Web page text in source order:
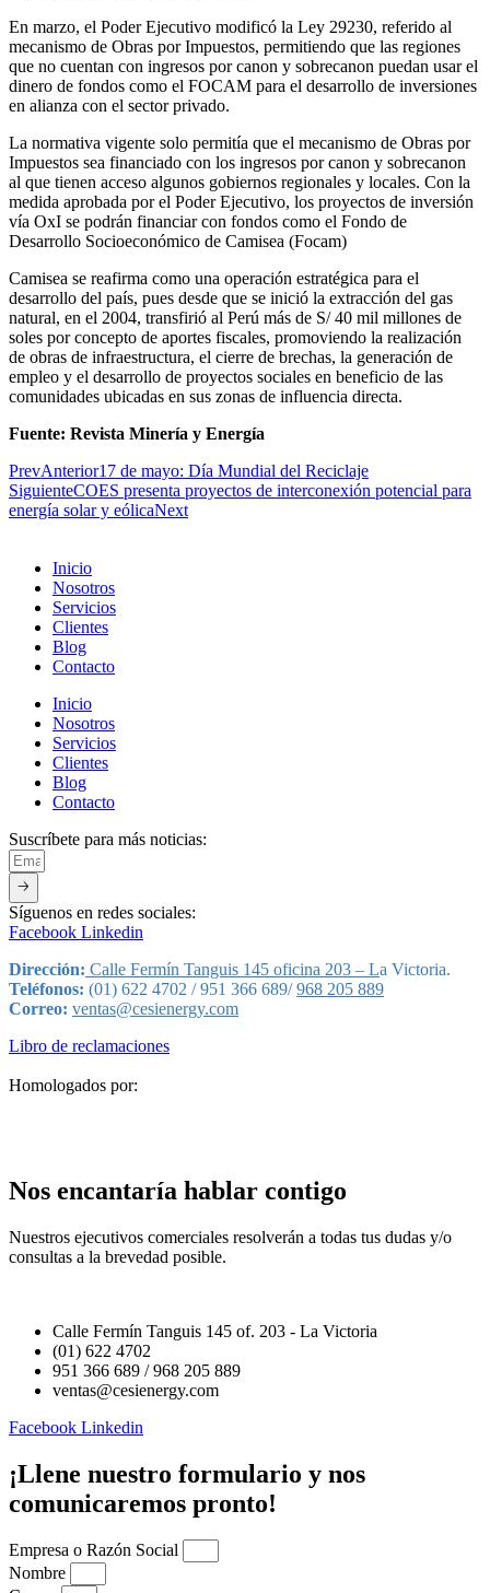
En marzo, el Poder Ejecutivo modificó la Ley 29230, referido al
mecanismo de Obras por Impuestos, permitiendo que las regiones
que no cuentan con ingresos por canon y sobrecanon puedan usar el
dinero de fondos como el FOCAM para el desarrollo de inversiones
en alianza con el sector privado.
La normativa vigente solo permitía que el mecanismo de Obras por
Impuestos sea financiado con los ingresos por canon y sobrecanon
al que tienen acceso algunos gobiernos regionales y locales. Con la
medida aprobada por el Poder Ejecutivo, los proyectos de inversión
vía OxI se podrán financiar con fondos como el Fondo de
Desarrollo Socioeconómico de Camisea (Focam)
Camisea se reafirma como una operación estratégica para el
desarrollo del país, pues desde que se inició la extracción del gas
natural, en el 2004, transfirió al Perú más de S/ 40 mil millones de
soles por concepto de aportes fiscales, promoviendo la realización
de obras de infraestructura, el cierre de brechas, la generación de
empleo y el desarrollo de proyectos sociales en beneficio de las
comunidades ubicadas en sus zonas de influencia directa.
Fuente: Revista Minería y Energía
PrevAnterior17 de mayo: Día Mundial del Reciclaje
SiguienteCOES presenta proyectos de interconexión potencial para
energía solar y eólicaNext
Inicio
Nosotros
Servicios
Clientes
Blog
Contacto
Inicio
Nosotros
Servicios
Clientes
Blog
Contacto
Suscríbete para más noticias:
🡢
Síguenos en redes sociales:
Facebook Linkedin
Dirección: Calle Fermín Tanguis 145 oficina 203 – La Victoria.
Teléfonos: (01) 622 4702 / 951 366 689/968 205 889
Correo: ventas@cesienergy.com
Libro de reclamaciones
Homologados por:
Nos encantaría hablar contigo
Nuestros ejecutivos comerciales resolverán a todas tus dudas y/o
consultas a la brevedad posible.
Calle Fermín Tanguis 145 of. 203 - La Victoria
(01) 622 4702
951 366 689 / 968 205 889
ventas@cesienergy.com
Facebook Linkedin
¡Llene nuestro formulario y nos
comunicaremos pronto!
Empresa o Razón Social
Nombre